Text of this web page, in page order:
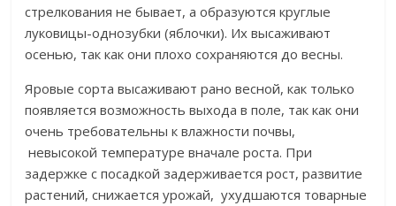
стрелкования не бывает, а образуются круглые
луковицы-однозубки (яблочки). Их высаживают
осенью, так как они плохо сохраняются до весны.
Яровые сорта высаживают рано весной, как только
появляется возможность выхода в поле, так как они
очень требовательны к влажности почвы,
невысокой температуре вначале роста. При
задержке с посадкой задерживается рост, развитие
растений, снижается урожай, ухудшаются товарные